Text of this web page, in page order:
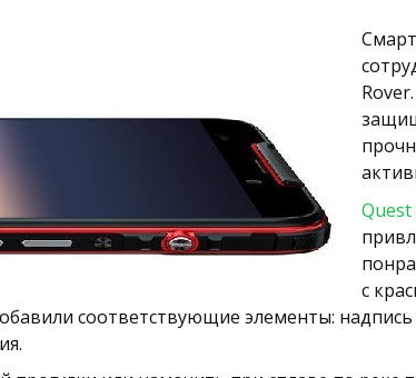
Quest
с
соответствующие элементы: